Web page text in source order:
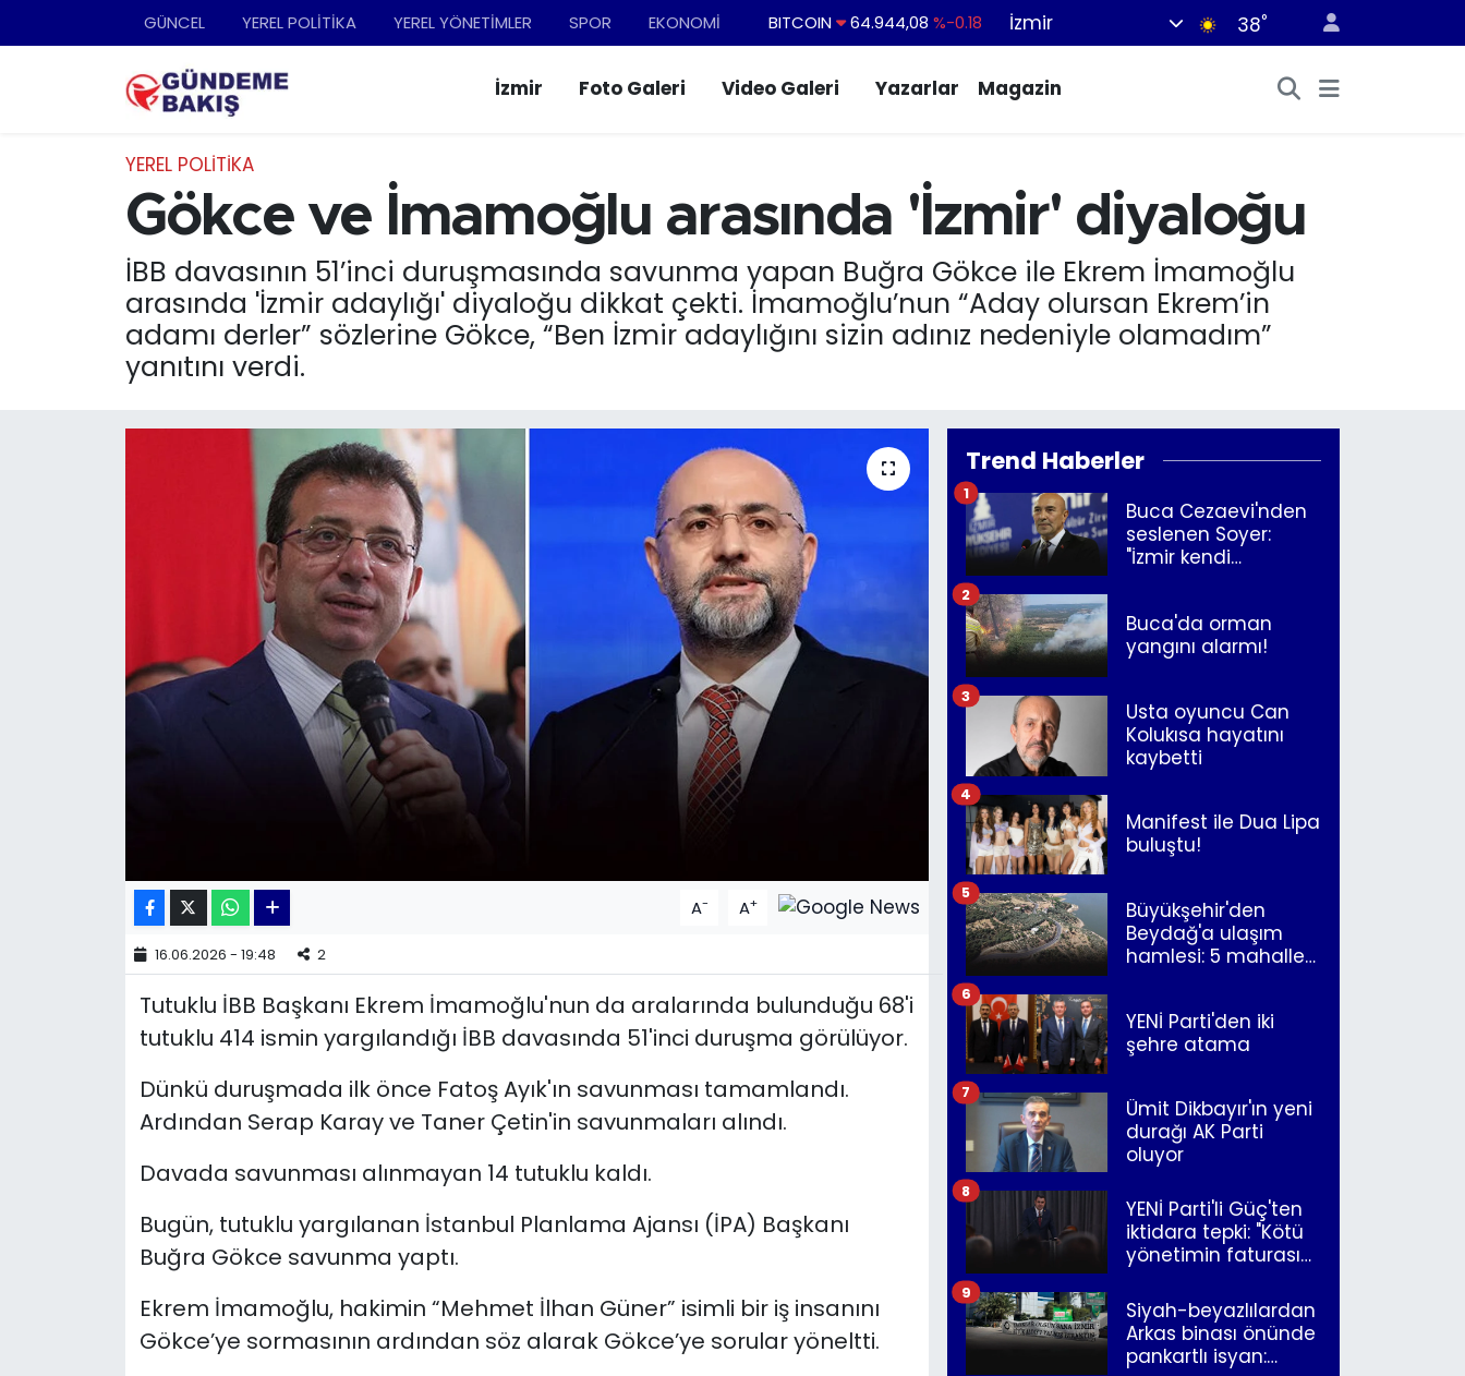
GÜNCEL YEREL POLİTİKA YEREL YÖNETİMLER SPOR EKONOMİ DOLAR 47,7436%0.18
13.779
İzmir 38°
İzmir Foto Galeri Video Galeri Yazarlar Magazin
YEREL POLİTİKA
Gökce ve İmamoğlu arasında 'İzmir' diyaloğu
İBB davasının 51’inci duruşmasında savunma yapan Buğra Gökce ile Ekrem İmamoğlu
arasında 'İzmir adaylığı' diyaloğu dikkat çekti. İmamoğlu’nun “Aday olursan Ekrem’in
adamı derler” sözlerine Gökce, “Ben İzmir adaylığını sizin adınız nedeniyle olamadım”
yanıtını verdi.
A- A+
16.06.2026 - 19:48 2
Tutuklu İBB Başkanı Ekrem İmamoğlu'nun da aralarında bulunduğu 68'i
tutuklu 414 ismin yargılandığı İBB davasında 51'inci duruşma görülüyor.
Dünkü duruşmada ilk önce Fatoş Ayık'ın savunması tamamlandı.
Ardından Serap Karay ve Taner Çetin'in savunmaları alındı.
Davada savunması alınmayan 14 tutuklu kaldı.
Bugün, tutuklu yargılanan İstanbul Planlama Ajansı (İPA) Başkanı
Buğra Gökce savunma yaptı.
Ekrem İmamoğlu, hakimin “Mehmet İlhan Güner” isimli bir iş insanını
Gökce’ye sormasının ardından söz alarak Gökce’ye sorular yöneltti.
Trend Haberler
Buca Cezaevi'nden
seslenen Soyer:
"İzmir kendi
1
Buca'da orman
yangını alarmı!
2
Usta oyuncu Can
Kolukısa hayatını
kaybetti
3
Manifest ile Dua Lipa
buluştu!
4
Büyükşehir'den
Beydağ'a ulaşım
hamlesi: 5 mahalle
5
YENİ Parti'den iki
şehre atama
6
Ümit Dikbayır'ın yeni
durağı AK Parti
oluyor
7
YENİ Parti'li Güç'ten
iktidara tepki: "Kötü
yönetimin faturasını
8
Siyah-beyazlılardan
Arkas binası önünde
pankartlı isyan:
9
Ankara
EĞİTİM
EKONOMİ
SAĞLIK
Siyaset
YEREL POLİTİKA
YEREL YÖNETİMLER
Nöbetçi Eczaneler
Trafik Durumu
Tüm Manşetler
Son Dakika Haberleri